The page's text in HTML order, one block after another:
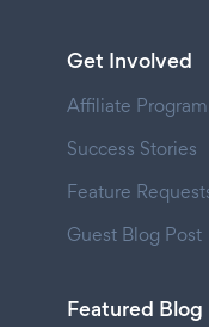
Get Involved
Affiliate Program
Success Stories
Feature
Guest Blog Post
Featured Blog